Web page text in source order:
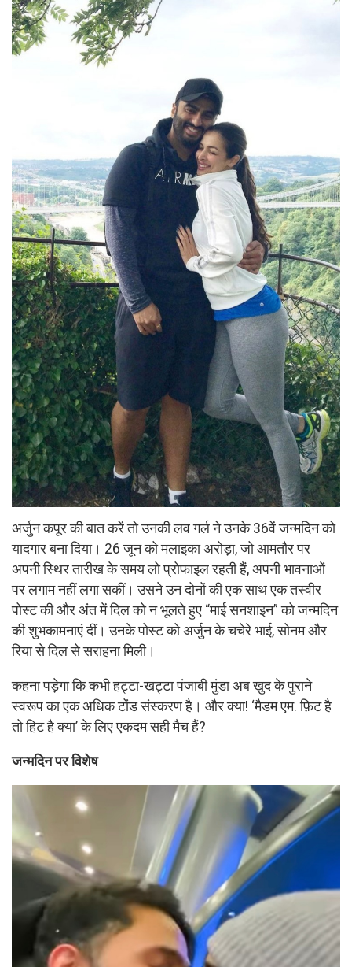
अर्जुन कपूर की बात करें तो उनकी लव गर्ल ने उनके 36वें जन्मदिन को
यादगार बना दिया। 26 जून को मलाइका अरोड़ा, जो आमतौर पर
अपनी स्थिर तारीख के समय लो प्रोफाइल रहती हैं, अपनी भावनाओं
पर लगाम नहीं लगा सकीं। उसने उन दोनों की एक साथ एक तस्वीर
पोस्ट की और अंत में दिल को न भूलते हुए “माई सनशाइन” को जन्मदिन
की शुभकामनाएं दीं। उनके पोस्ट को अर्जुन के चचेरे भाई, सोनम और
रिया से दिल से सराहना मिली।
कहना पड़ेगा कि कभी हट्टा-खट्टा पंजाबी मुंडा अब खुद के पुराने
स्वरूप का एक अधिक टोंड संस्करण है। और क्या! ‘मैडम एम. फ़िट है
तो हिट है क्या’ के लिए एकदम सही मैच हैं?
जन्मदिन पर विशेष